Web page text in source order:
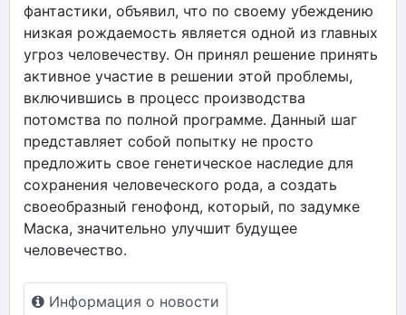
фантастики, объявил, что по своему убеждению
низкая рождаемость является одной из главных
угроз человечеству. Он принял решение принять
активное участие в решении этой проблемы,
включившись в процесс производства
потомства по полной программе. Данный шаг
представляет собой попытку не просто
предложить свое генетическое наследие для
сохранения человеческого рода, а создать
своеобразный генофонд, который, по задумке
Маска, значительно улучшит будущее
человечество.
Информация о новости